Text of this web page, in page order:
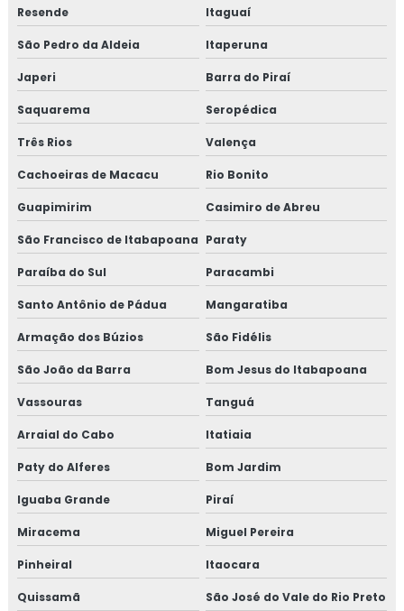
Consultoria em HACCP APPCC com foco no BRCGS
Consultoria em HACCP codex alimentarius
Consultoria em homologação de fornecedor
Consultoria em homologação de fornecedores e
transportadoras
Consultoria em implantação de programa 5s
Consultoria em implementação gfsi
Consultoria em iso 14001
Consultoria em iso 9001
Consultoria em legislação de alimentos
Consultoria em manipulação de alimentos
Consultoria em mapeamento de processos e gestão de
riscos
Resende Itaguaí
São Pedro da Aldeia Itaperuna
Japeri Barra do Piraí
Saquarema Seropédica
Três Rios Valença
Cachoeiras de Macacu Rio Bonito
Guapimirim Casimiro de Abreu
São Francisco de Itabapoana Paraty
Paraíba do Sul Paracambi
Santo Antônio de Pádua Mangaratiba
Armação dos Búzios São Fidélis
São João da Barra Bom Jesus do Itabapoana
Vassouras Tanguá
Arraial do Cabo Itatiaia
Paty do Alferes Bom Jardim
Iguaba Grande Piraí
Miracema Miguel Pereira
Pinheiral Itaocara
Quissamã São José do Vale do Rio Preto